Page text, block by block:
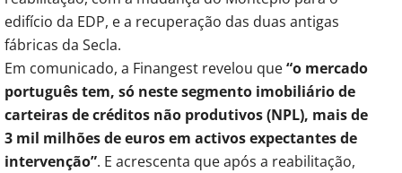
edifício da EDP, e a recuperação das duas antigas
fábricas da Secla.
Em comunicado, a Finangest revelou que“o mercado
português tem, só neste segmento imobiliário de
carteiras de créditos não produtivos (NPL), mais de
3 mil milhões de euros em activos expectantes de
intervenção”. E acrescenta que após a reabilitação,